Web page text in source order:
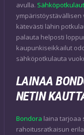
avulla.
ympäristöystävällisen
kätevästi lähin
palauta helposti
kaupunkiseikkailut
sähköpotkulauta
LAINAA
NETIN
Bondora laina tarjoaa
rahoitusratkaisun